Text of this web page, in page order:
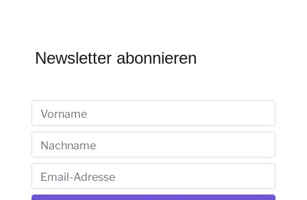
Newsletter abonnieren